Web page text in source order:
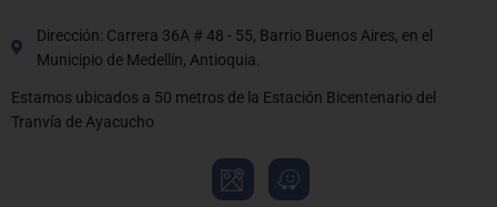
Dirección: Carrera 36A # 48 - 55, Barrio Buenos Aires, en el
Municipio de Medellín, Antioquia.
Estamos ubicados a 50 metros de la Estación Bicentenario del
Tranvía de Ayacucho